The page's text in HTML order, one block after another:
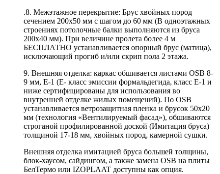
.8. Межэтажное перекрытие: Брус хвойных пород
сечением 200х50 мм с шагом до 60 мм (В одноэтажных
строениях потолочные балки выполняются из бруса
200х40 мм). При величине пролета более 4 м
БЕСПЛАТНО устанавливается опорный брус (матица),
исключающий прогиб и/или скрип пола 2 этажа.
9. Внешняя отделка: каркас обшивается листами OSB 8-
9 мм, Е-1 (Е- класс эмиссии формальдегида, класс Е-1 и
ниже сертифицированы для использования во
внутренней отделке жилых помещений). По OSB
устанавливается ветрозащитная пленка и брусок 50х20
мм (технология «Вентилируемый фасад»), обшиваются
строганой профилированной доской (Имитация бруса)
толщиной 17-18 мм, хвойных пород, камерной сушки.
Внешняя отделка имитацией бруса большей толщины,
блок-хаусом, сайдингом, а также замена OSB на плиты
БелТермо или IZOPLAAT доступны как опция.